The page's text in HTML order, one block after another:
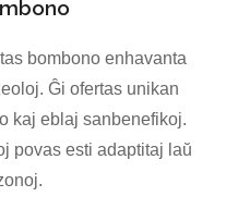
bombono enhavanta
Ĝi ofertas unikan
kaj eblaj sanbenefikoj.
povas esti adaptitaj laŭ